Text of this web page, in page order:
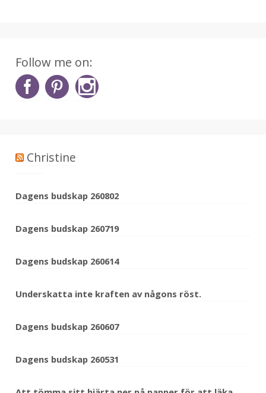
Follow me on:
Christine
Dagens budskap 260802
Dagens budskap 260719
Dagens budskap 260614
Underskatta inte kraften av någons röst.
Dagens budskap 260607
Dagens budskap 260531